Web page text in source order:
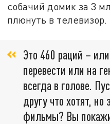
собачий домик за 3
плюнуть в телевизор.
Это 460 раций –
перевести или на
всегда в голове.
другу что хотят,
фильмы? Вы